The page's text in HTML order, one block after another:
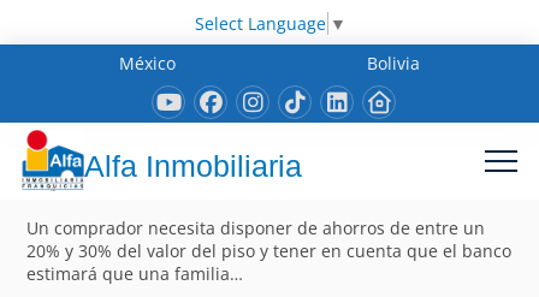
Select Language ▼
México
Bolivia
Alfa Inmobiliaria
Un comprador necesita disponer de ahorros de entre un
20% y 30% del valor del piso y tener en cuenta que el banco
estimará que una familia…